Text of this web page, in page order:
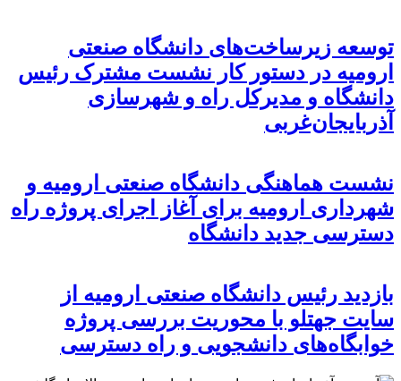
توسعه زیرساخت‌های دانشگاه صنعتی
ارومیه در دستور کار نشست مشترک رئیس
دانشگاه و مدیرکل راه و شهرسازی
آذربایجان‌غربی
نشست هماهنگی دانشگاه صنعتی ارومیه و
شهرداری ارومیه برای آغاز اجرای پروژه راه
دسترسی جدید دانشگاه
بازدید رئیس دانشگاه صنعتی ارومیه از
سایت جهتلو با محوریت بررسی پروژه
خوابگاه‌های دانشجویی و راه دسترسی